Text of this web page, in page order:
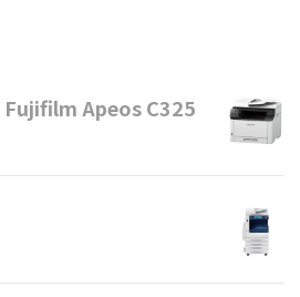
Fujifilm Apeos C325